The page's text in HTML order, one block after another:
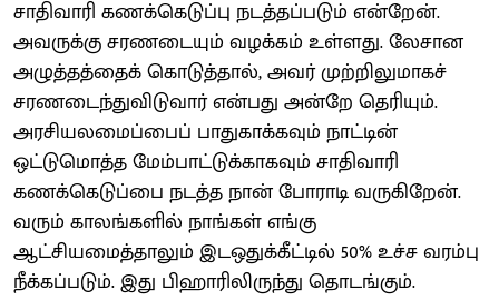
சாதிவாரி கணக்கெடுப்பு நடத்தப்படும் என்றேன்.
அவருக்கு சரணடையும் வழக்கம் உள்ளது. லேசான
அழுத்தத்தைக் கொடுத்தால், அவர் முற்றிலுமாகச்
சரணடைந்துவிடுவார் என்பது அன்றே தெரியும்.
அரசியலமைப்பைப் பாதுகாக்கவும் நாட்டின்
ஒட்டுமொத்த மேம்பாட்டுக்காகவும் சாதிவாரி
கணக்கெடுப்பை நடத்த நான் போராடி வருகிறேன்.
வரும் காலங்களில் நாங்கள் எங்கு
ஆட்சியமைத்தாலும் இடஒதுக்கீட்டில் 50% உச்ச வரம்பு
நீக்கப்படும். இது பிஹாரிலிருந்து தொடங்கும்.